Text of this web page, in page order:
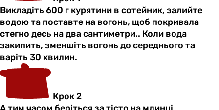
Викладіть 600 г курятини в сотейник, залийте
водою та поставте на вогонь, щоб покривала
стегно десь на два сантиметри.. Коли вода
закипить, зменшіть вогонь до середнього та
варіть 30 хвилин.
Крок 2